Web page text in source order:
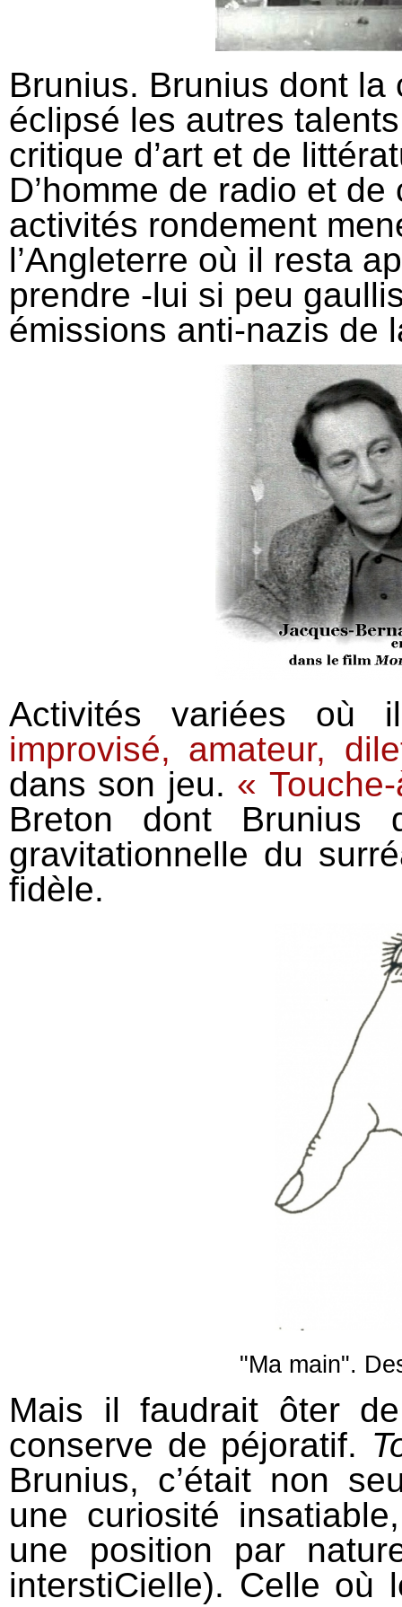
Brunius. Brunius dont
éclipsé les autres
critique d’art et de
D’homme de radio et
activités rondement
l’Angleterre où il resta
prendre -lui si peu
émissions anti-nazis de
Activités variées
improvisé, amateur,
dans son jeu. «
Breton dont Brunius
gravitationnelle du
fidèle.
"Ma main".
Mais il faudrait ôter
conserve de péjoratif.
Brunius, c’était non
une curiosité
une position par
interstiCielle). Celle où